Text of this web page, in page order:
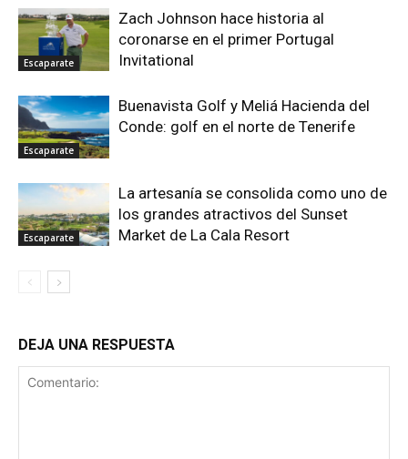
Escaparate
Zach Johnson hace historia al
coronarse en el primer Portugal
Invitational
Escaparate
Buenavista Golf y Meliá Hacienda del
Conde: golf en el norte de Tenerife
Escaparate
La artesanía se consolida como uno de
los grandes atractivos del Sunset
Market de La Cala Resort
DEJA UNA RESPUESTA